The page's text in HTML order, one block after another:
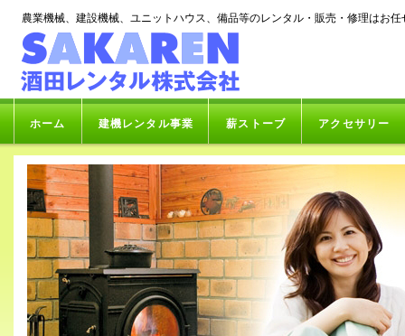
農業機械、建設機械、ユニットハウス、備品等のレンタル・販売・修理はお任
ホーム 建機レンタル事業 薪ストーブ アクセサリー